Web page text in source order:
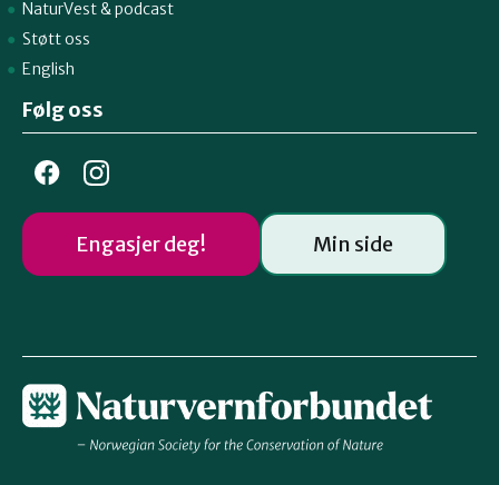
NaturVest&podcast
Støtt oss
English
Følg oss
Engasjer deg! Min side